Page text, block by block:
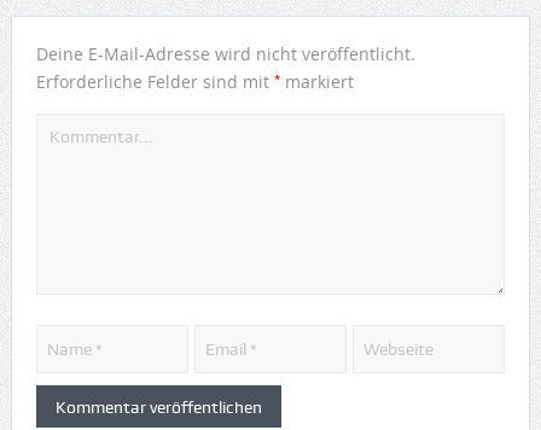
Deine E-Mail-Adresse wird nicht veröffentlicht.
Erforderliche Felder sind mit *markiert